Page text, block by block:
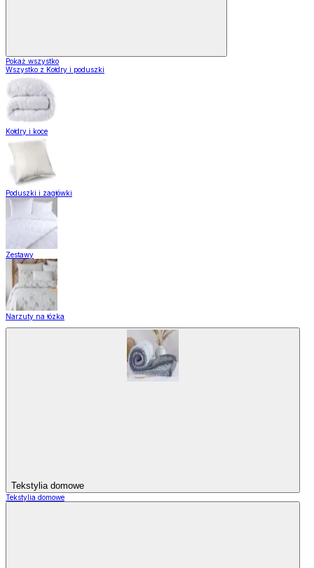
Pokaż wszystko
Wszystko z Kołdry i poduszki
Kołdry i koce
Poduszki i zagłówki
Zestawy
Narzuty na łózka
Tekstylia domowe
Tekstylia domowe